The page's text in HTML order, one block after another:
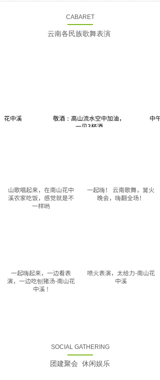
云南各民族歌舞表演
CABARET
中溪
敬酒：高山流水空中加油，
一见3杯酒
中午
山歌唱起来，在南山花中
溪农家吃饭，感觉就是不
一样哟
一起嗨！ 云南歌舞，篝火
晚会，嗨翻全场！
一起嗨起来，一边看表
演，一边吃刨猪汤-南山花
中溪 !
喷火表演，太给力-南山花
中溪
【视频】云南祝酒添兴
致，全场嗨玩
【视频】云南歌舞表演、
喷火、变脸等，乐在其中
团建聚会 休闲娱乐
SOCIAL GATHERING